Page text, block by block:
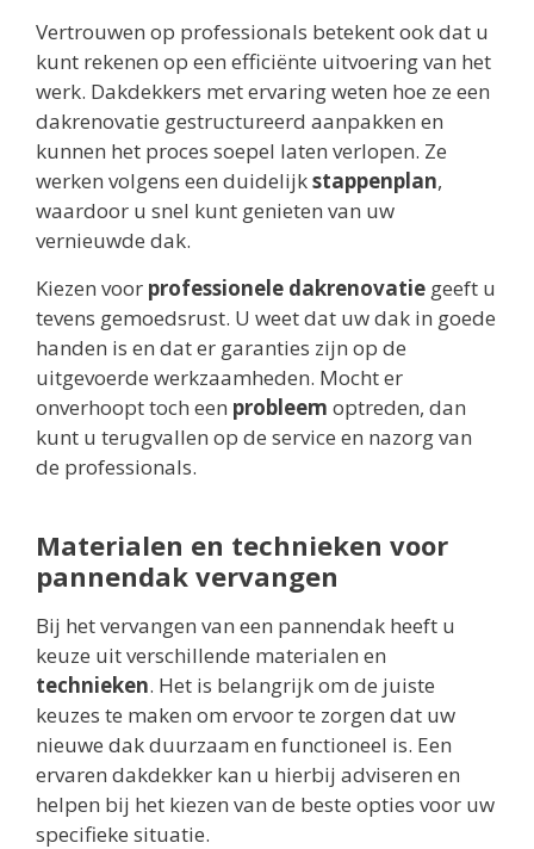
Vertrouwen op professionals betekent ook dat u
kunt rekenen op een efficiënte uitvoering van het
werk. Dakdekkers met ervaring weten hoe ze een
dakrenovatie gestructureerd aanpakken en
kunnen het proces soepel laten verlopen. Ze
werken volgens een duidelijkstappenplan,
waardoor u snel kunt genieten van uw
vernieuwde dak.
Kiezen voor professionele dakrenovatie geeft u
tevens gemoedsrust. U weet dat uw dak in goede
handen is en dat er garanties zijn op de
uitgevoerde werkzaamheden. Mocht er
onverhoopt toch een probleem optreden, dan
kunt u terugvallen op de service en nazorg van
de professionals.
Materialen en technieken voor
pannendak vervangen
Bij het vervangen van een pannendak heeft u
keuze uit verschillende materialen en
technieken. Het is belangrijk om de juiste
keuzes te maken om ervoor te zorgen dat uw
nieuwe dak duurzaam en functioneel is. Een
ervaren dakdekker kan u hierbij adviseren en
helpen bij het kiezen van de beste opties voor uw
specifieke situatie.